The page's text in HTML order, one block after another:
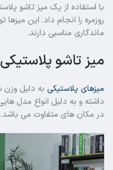
با استفاده از یک میز تاشو
روزمره را انجام داد. این
ماندگاری مناسبی دارند.
میز تاشو
میزهای پلاستیکی به دلیل وزن
داشته و به دلیل انواع مدل
در مکان های متفاوت می باشد.